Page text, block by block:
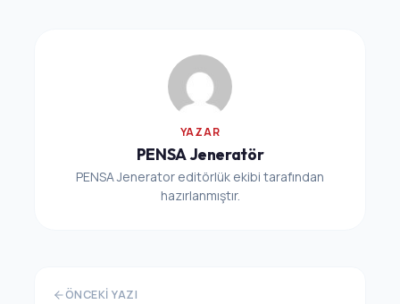
YAZAR
PENSA Jeneratör
PENSA Jenerator editörlük ekibi tarafından
hazırlanmıştır.
ÖNCEKI YAZI